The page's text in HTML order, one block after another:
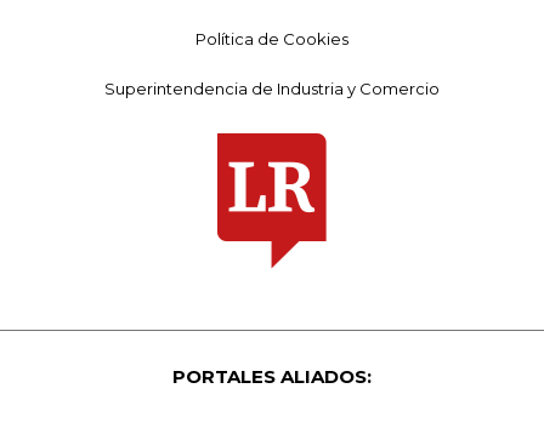
Política de Cookies
Superintendencia de Industria y Comercio
PORTALES ALIADOS: